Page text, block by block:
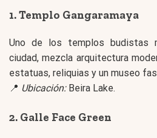
1.Templo Gangaramaya
Uno de los templos budistas
ciudad, mezcla arquitectura
estatuas, reliquias y un museo
📍 Ubicación:Beira Lake.
2. Galle Face Green